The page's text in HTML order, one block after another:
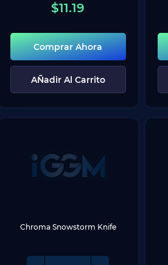
$11.19
Comprar Ahora
AÑadir Al Carrito
Chroma Snowstorm Knife